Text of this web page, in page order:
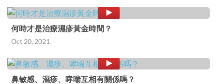
何時才是治療濕疹黃金時間？
Oct 20, 2021
鼻敏感、濕疹、哮喘互相有關係嗎？